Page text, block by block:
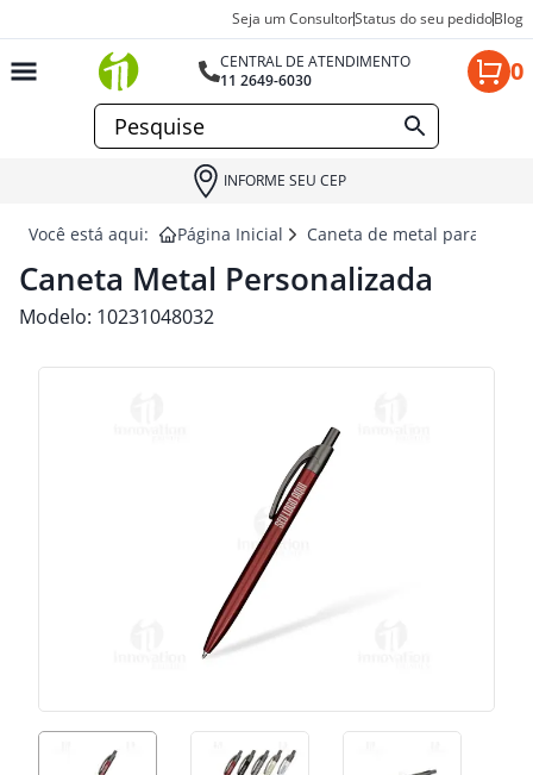
Seja um ConsultorStatus do seu pedidoBlog
CENTRAL DE ATENDIMENTO
11 2649-6030
0
INFORME SEU CEP
Você está aqui: Página Inicial Caneta de metal para
Caneta Metal Personalizada
Modelo: 10231048032